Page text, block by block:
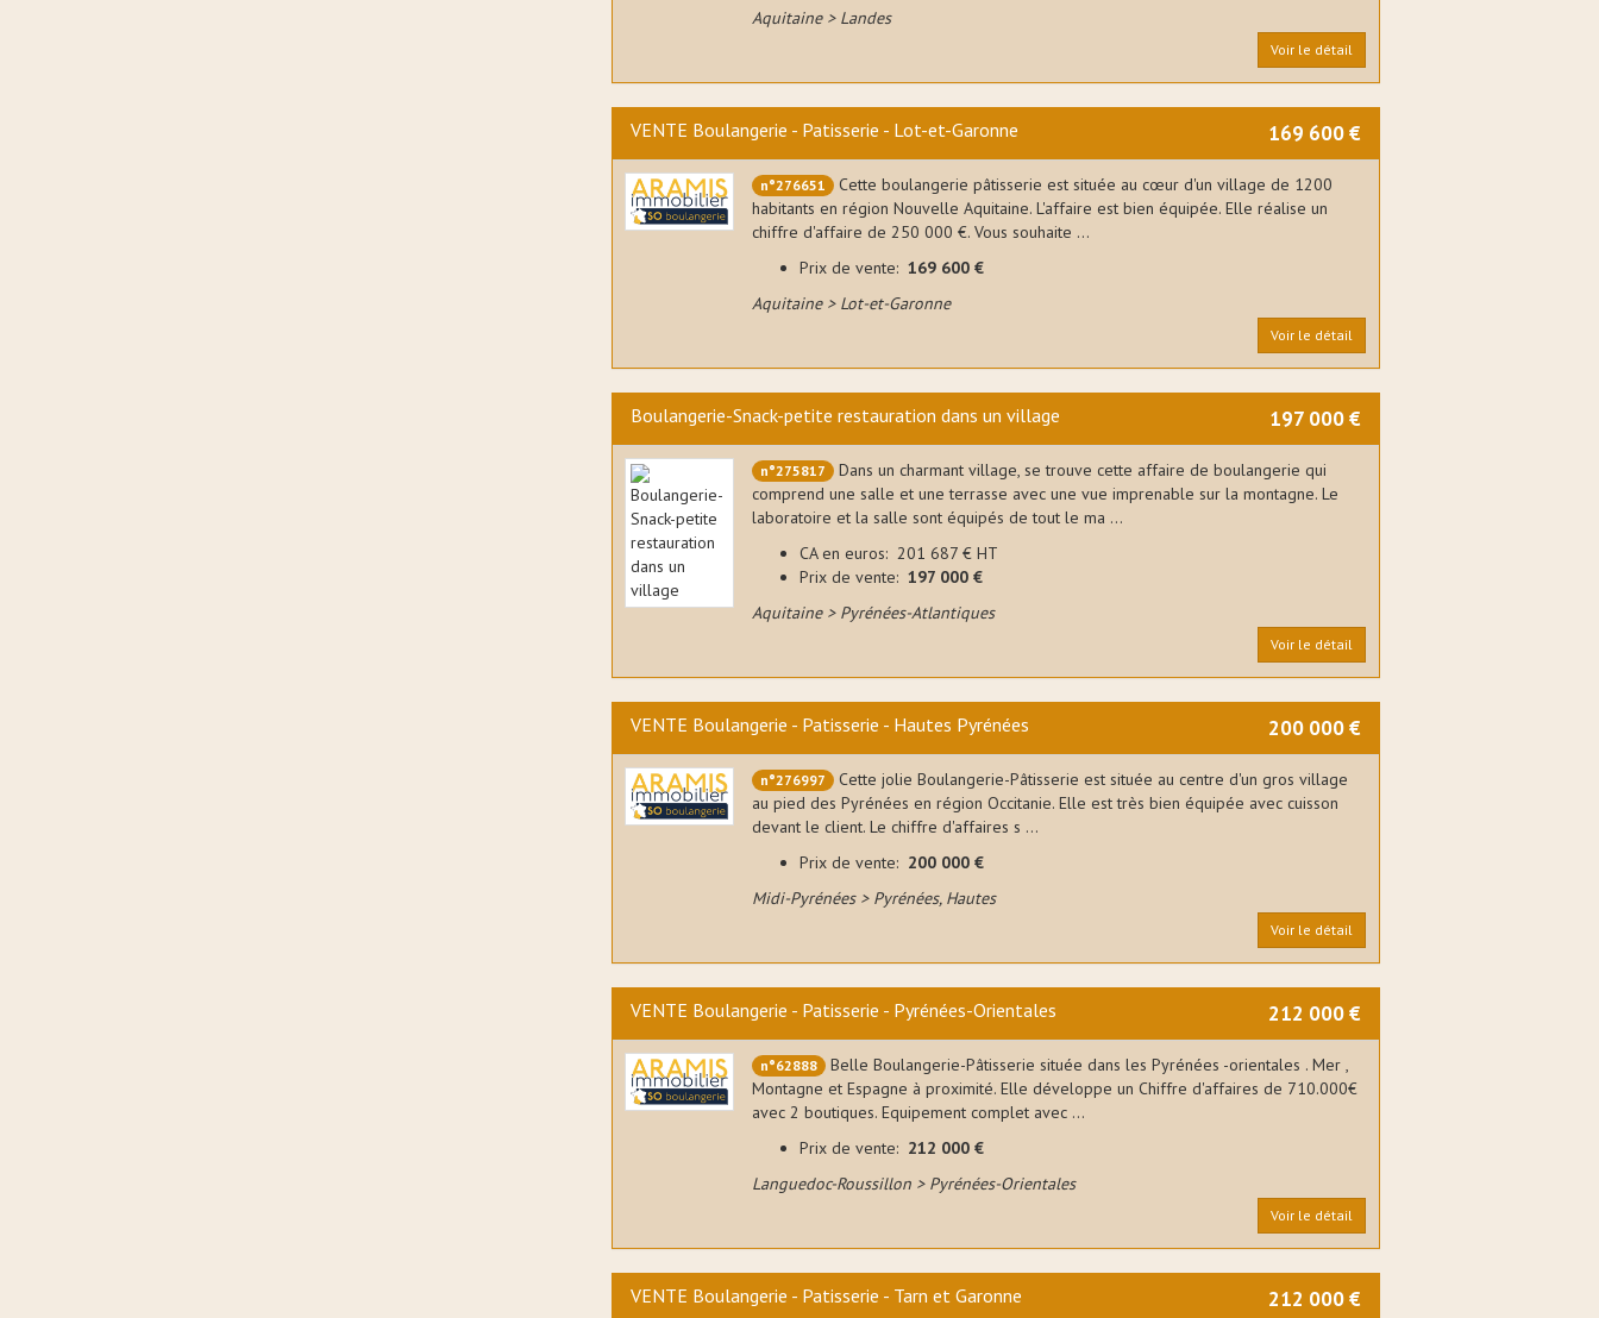
Aquitaine > Landes
Voir le détail
VENTE Boulangerie - Patisserie - Lot-et-Garonne 169 600 €
n°276651 Cette boulangerie pâtisserie est située au cœur d'un village de 1200
habitants en région Nouvelle Aquitaine. L'affaire est bien équipée. Elle réalise un
chiffre d'affaire de 250 000 €. Vous souhaite ...
Prix de vente: 169 600 €
Aquitaine > Lot-et-Garonne
Voir le détail
Boulangerie-Snack-petite restauration dans un village 197 000 €
n°275817 Dans un charmant village, se trouve cette affaire de boulangerie qui
comprend une salle et une terrasse avec une vue imprenable sur la montagne. Le
laboratoire et la salle sont équipés de tout le ma ...
CA en euros: 201 687 € HT
Prix de vente: 197 000 €
Aquitaine > Pyrénées-Atlantiques
Voir le détail
VENTE Boulangerie - Patisserie - Hautes Pyrénées 200 000 €
n°276997 Cette jolie Boulangerie-Pâtisserie est située au centre d'un gros village
au pied des Pyrénées en région Occitanie. Elle est très bien équipée avec cuisson
devant le client. Le chiffre d'affaires s ...
Prix de vente: 200 000 €
Midi-Pyrénées > Pyrénées, Hautes
Voir le détail
VENTE Boulangerie - Patisserie - Pyrénées-Orientales 212 000 €
n°62888 Belle Boulangerie-Pâtisserie située dans les Pyrénées -orientales . Mer ,
Montagne et Espagne à proximité. Elle développe un Chiffre d'affaires de 710.000€
avec 2 boutiques. Equipement complet avec ...
Prix de vente: 212 000 €
Languedoc-Roussillon > Pyrénées-Orientales
Voir le détail
VENTE Boulangerie - Patisserie - Tarn et Garonne 212 000 €